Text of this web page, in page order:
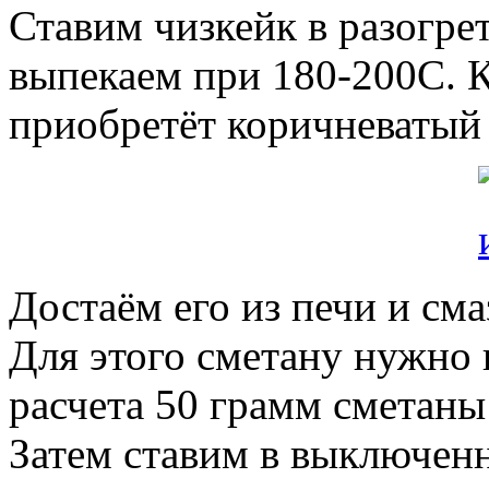
Ставим чизкейк в
выпекаем при 180-200С.
приобретёт
Достаём его из печи и
Для этого сметану нужно
расчета 50 грамм
Затем ставим в